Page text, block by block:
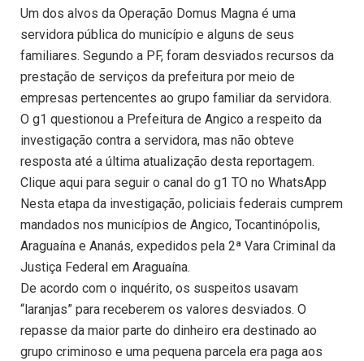
Um dos alvos da Operação Domus Magna é uma
servidora pública do município e alguns de seus
familiares. Segundo a PF, foram desviados recursos da
prestação de serviços da prefeitura por meio de
empresas pertencentes ao grupo familiar da servidora.
O g1 questionou a Prefeitura de Angico a respeito da
investigação contra a servidora, mas não obteve
resposta até a última atualização desta reportagem.
Clique aqui para seguir o canal do g1 TO no WhatsApp
Nesta etapa da investigação, policiais federais cumprem
mandados nos municípios de Angico, Tocantinópolis,
Araguaína e Ananás, expedidos pela 2ª Vara Criminal da
Justiça Federal em Araguaína.
De acordo com o inquérito, os suspeitos usavam
“laranjas” para receberem os valores desviados. O
repasse da maior parte do dinheiro era destinado ao
grupo criminoso e uma pequena parcela era paga aos